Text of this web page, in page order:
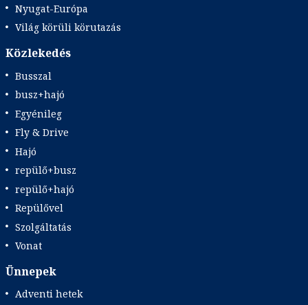
Nyugat-Európa
Világ körüli körutazás
Közlekedés
Busszal
busz+hajó
Egyénileg
Fly & Drive
Hajó
repülő+busz
repülő+hajó
Repülővel
Szolgáltatás
Vonat
Ünnepek
Adventi hetek